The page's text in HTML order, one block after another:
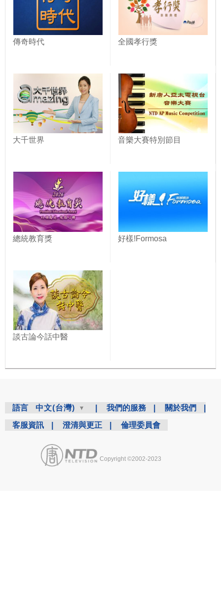
傳奇時代 全國孝行獎
大千世界 音樂大賽特別節目
總統教育獎 好樣!Formosa
談古論今話中醫
語言 中文(台灣) 我們的服務 關於我們
客服資訊 澄清與更正 倫理委員會
Copyright ©2002-2023